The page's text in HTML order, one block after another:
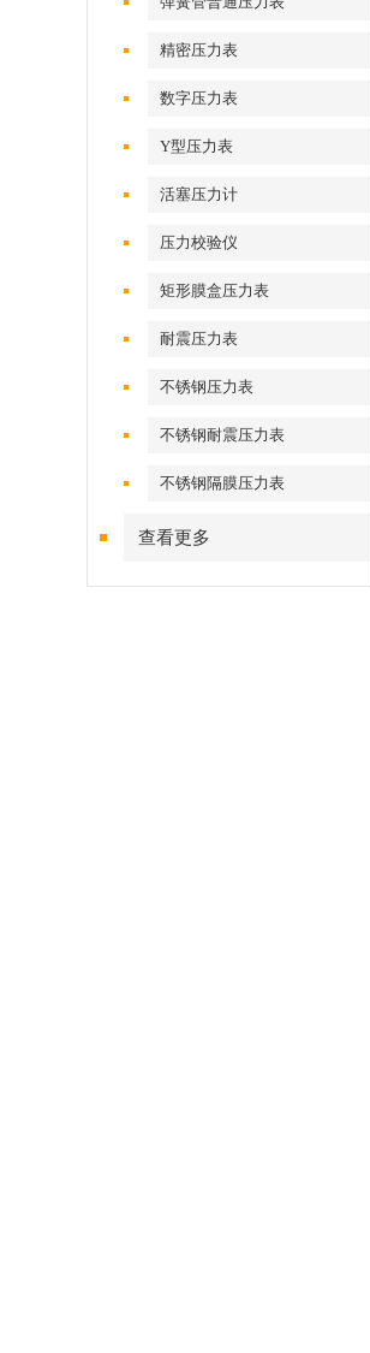
精密压力表
数字压力表
Y型压力表
活塞压力计
压力校验仪
矩形膜盒压力表
耐震压力表
不锈钢压力表
不锈钢耐震压力表
不锈钢隔膜压力表
查看更多